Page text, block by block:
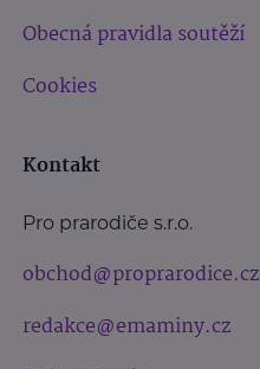
Obecná pravidla soutěží
Cookies
Kontakt
Pro prarodiče s.r.o.
obchod@proprarodice.cz
redakce@emaminy.cz